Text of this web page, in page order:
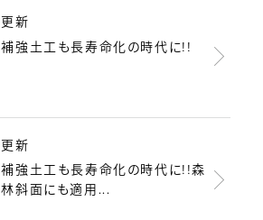
更新
補強土工も長寿命化の時代に!!
更新
補強土工も長寿命化の時代に!!森
林斜面にも適用...